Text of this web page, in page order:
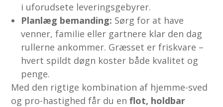
i uforudsete leveringsgebyrer.
Planlæg bemanding: Sørg for at have
venner, familie eller gartnere klar den dag
rullerne ankommer. Græsset er friskvare –
hvert spildt døgn koster både kvalitet og
penge.
Med den rigtige kombination af hjemme-sved
og pro-hastighed får du enflot, holdbar